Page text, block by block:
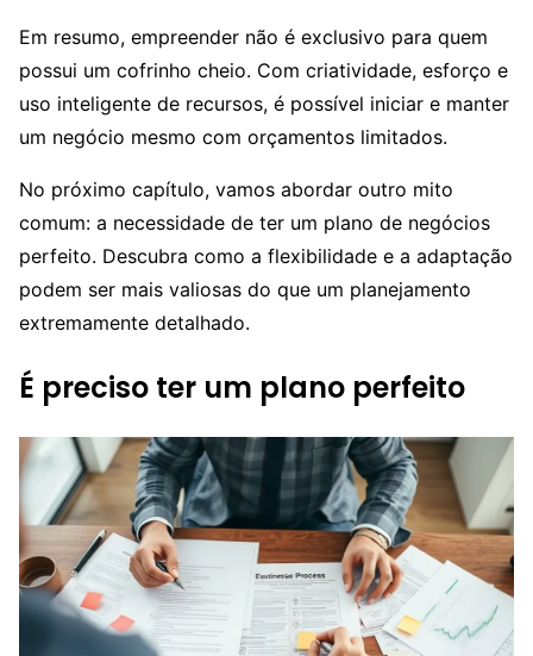
Em resumo, empreender não é exclusivo para quem
possui um cofrinho cheio. Com criatividade, esforço e
uso inteligente de recursos, é possível iniciar e manter
um negócio mesmo com orçamentos limitados.
No próximo capítulo, vamos abordar outro mito
comum: a necessidade de ter um plano de negócios
perfeito. Descubra como a flexibilidade e a adaptação
podem ser mais valiosas do que um planejamento
extremamente detalhado.
É preciso ter um plano perfeito